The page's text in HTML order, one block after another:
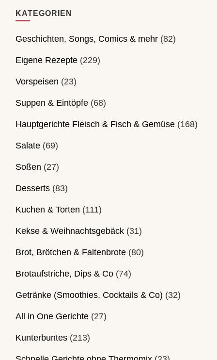
KATEGORIEN
Geschichten, Songs, Comics & mehr (82)
Eigene Rezepte (229)
Vorspeisen (23)
Suppen & Eintöpfe (68)
Hauptgerichte Fleisch & Fisch & Gemüse (168)
Salate (69)
Soßen (27)
Desserts (83)
Kuchen & Torten (111)
Kekse & Weihnachtsgebäck (31)
Brot, Brötchen & Faltenbrote (80)
Brotaufstriche, Dips & Co (74)
Getränke (Smoothies, Cocktails & Co) (32)
All in One Gerichte (27)
Kunterbuntes (213)